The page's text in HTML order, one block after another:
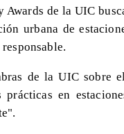
Awards de la UIC
urbana de
de la UIC sobre
prácticas en